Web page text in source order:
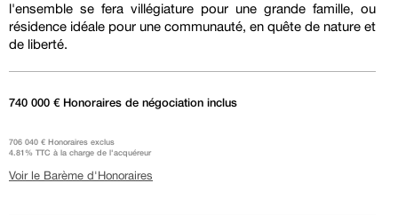
l'ensemble se fera villégiature pour une grande famille, ou
résidence idéale pour une communauté, en quête de nature et
de liberté.
740 000 € Honoraires de négociation inclus
706 040 € Honoraires exclus
4.81% TTC à la charge de l'acquéreur
Voir le Barème d'Honoraires